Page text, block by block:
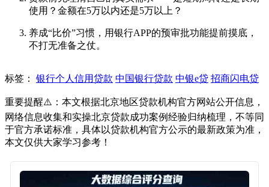
使用？金额在5万以内还是5万以上？
养成“比价”习惯，用银行APP的预审批功能提前摸底，
不打无准备之仗。
标签： 银行个人信用贷款 中国银行贷款 中银e贷 招商闪电贷
重要提醒⚠️：本文根据北京地区贷款机构官方网站公开信息，
网络信息收集和实操北京贷款成功案例经验归纳梳理，不等同
于官方承诺标准，具体以贷款机构官方公示的最新政策为准，
本文仅供大家学习参考！